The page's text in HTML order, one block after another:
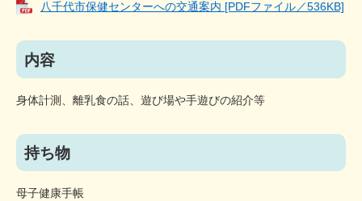
八千代市保健センターへの交通案内 [PDFファイル／536KB]
内容
身体計測、離乳食の話、遊び場や手遊びの紹介等
持ち物
母子健康手帳